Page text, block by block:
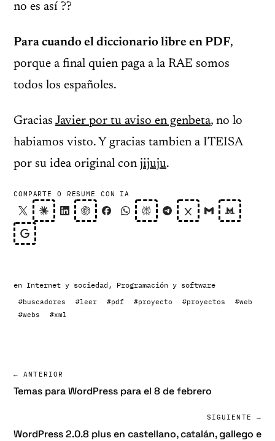
no es así ??
Para cuando el diccionario libre en PDF,
porque a final quien paga a la RAE somos
todos los españoles.
Gracias Javier por tu aviso en genbeta, no lo
habiamos visto. Y gracias tambien a ITEISA
por su idea original con jijuju.
COMPARTE O RESUME CON IA
en Internet y sociedad , Programación y software
#buscadores #leer #pdf #proyecto #proyectos
#web
#webs
#xml
← ANTERIOR
Temas para WordPress para el 8 de febrero
SIGUIENTE →
WordPress 2.0.8 plus en castellano, catalán, gallego e